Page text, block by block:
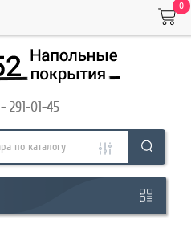
0
291-01-45